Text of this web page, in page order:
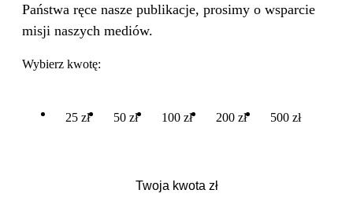
Państwa ręce nasze publikacje, prosimy o wsparcie
misji naszych mediów.
Wybierz kwotę:
25 zł 50 zł 100 zł 200 zł 500 zł